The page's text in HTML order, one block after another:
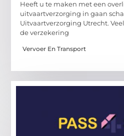
Heeft u te maken met een
uitvaartverzorging in gaan
Uitvaartverzorging Utrecht.
de verzekering
Vervoer En Transport